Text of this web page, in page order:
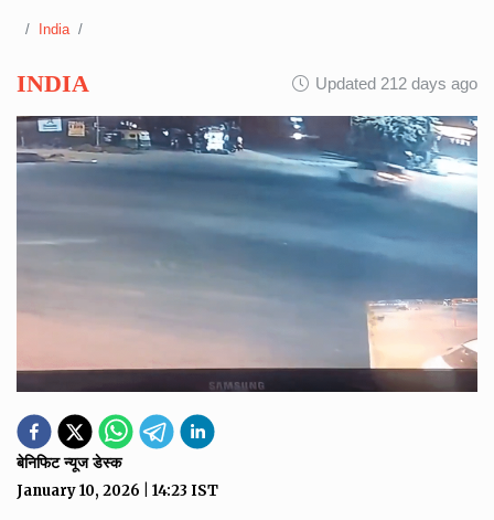
India
INDIA Updated 212 days ago
बेनिफिट न्यूज डेस्क
January 10, 2026 14:23 IST